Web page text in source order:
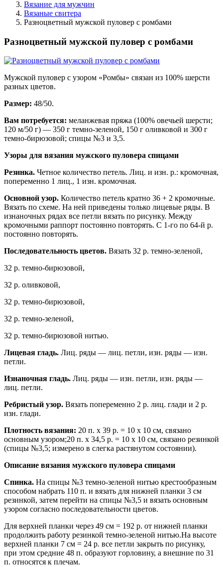
Вязание для мужчин
Вязаные свитера
Разноцветный мужской пуловер с ромбами
Разноцветный мужской пуловер с ромбами
Мужской пуловер с узором «Ромбы» связан из 100% шерсти
разных цветов.
Размер: 48/50.
Вам потребуется: меланжевая пряжа (100% овечьей шерсти;
120 м/50 г) — 350 г темно-зеленой, 150 г оливковой и 300 г
темно-бирюзовой; спицы №3 и 3,5.
Узоры для вязания мужского пуловера спицами
Резинка. Четное количество петель. Лиц. и изн. р.: кромочная,
попеременно 1 лиц., 1 изн. кромочная.
Основной узор. Количество петель кратно 36 + 2 кромочные.
Вязать по схеме. На ней приведены только лицевые ряды. В
изнаночных рядах все петли вязать по рисунку. Между
кромочными раппорт постоянно повторять. С 1-го по 64-й р.
постоянно повторять.
Последовательность цветов. Вязать 32 р. темно-зеленой,
32 р. темно-бирюзовой,
32 р. оливковой,
32 р. темно-бирюзовой,
32 р. темно-зеленой,
32 р. темно-бирюзовой нитью.
Лицевая гладь. Лиц. ряды — лиц. петли, изн. ряды — изн.
петли.
Изнаночная гладь. Лиц. ряды — изн. петли, изн. ряды —
лиц. петли.
Ребристый узор. Вязать попеременно 2 р. лиц. глади и 2 р.
изн. глади.
Плотность вязания: 20 п. х 39 р. = 10 x 10 см, связано
основным узором;20 п. х 34,5 р. = 10 x 10 см, связано резинкой
(спицы №3,5; измерено в слегка растянутом состоянии).
Описание вязания мужского пуловера спицами
Спинка. На спицы №3 темно-зеленой нитью крестообразным
способом набрать 110 п. и вязать для нижней планки 3 см
резинкой, затем перейти на спицы №3,5 и вязать основным
узором согласно последовательности цветов.
Для верхней планки через 49 см = 192 р. от нижней планки
продолжить работу резинкой темно-зеленой нитью.На высоте
верхней планки 7 см = 24 р. все петли закрыть по рисунку,
при этом средние 48 п. образуют горловину, а внешние по 31
п. относятся к плечам.